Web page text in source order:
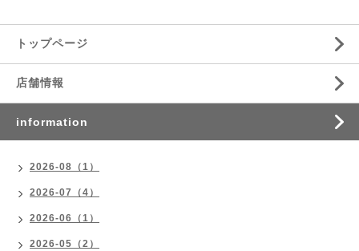
トップページ
店舗情報
information
2026-08（1）
2026-07（4）
2026-06（1）
2026-05（2）